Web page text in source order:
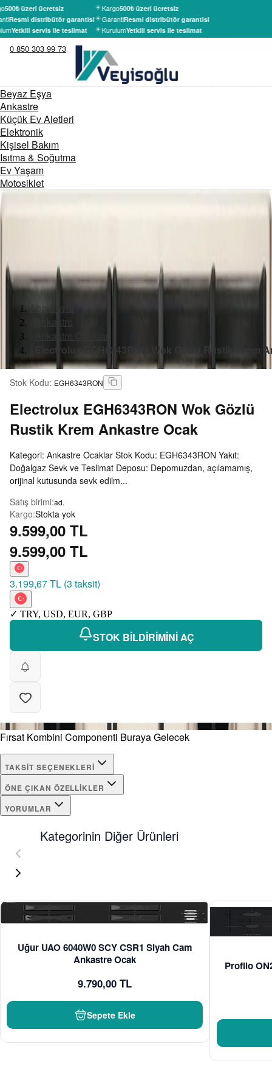
500₺ üzeri ücretsiz
Resmi distribütör garantisi
Yetkili servis ile teslimat
Kargo500₺ üzeri ücretsiz
GarantiResmi distribütör garantisi
KurulumYetkili servis ile teslimat
0 850 303 99 73
Beyaz Eşya
Ankastre
Küçük Ev Aletleri
Elektronik
Kişisel Bakım
Isıtma & Soğutma
Ev Yaşam
Motosiklet
Ana Sayfa
Ankastre
Ankastre Ocaklar
Electrolux EGH6343RON Wok Gözlü Rustik Krem
Stok Kodu: EGH6343RON
Electrolux EGH6343RON Wok Gözlü
Rustik Krem Ankastre Ocak
Kategori: Ankastre Ocaklar Stok Kodu: EGH6343RON Yakıt:
Doğalgaz Sevk ve Teslimat Deposu: Depomuzdan, açılamamış,
orijinal kutusunda sevk edilm...
Satış birimi:ad.
Kargo:Stokta yok
9.599,00 TL
9.599,00 TL
3.199,67 TL (3 taksit)
✓ TRY, USD, EUR, GBP
STOK BİLDİRİMİNİ AÇ
Fırsat Kombini Componenti Buraya Gelecek
TAKSIT SEÇENEKLERI
ÖNE ÇIKAN ÖZELLIKLER
YORUMLAR
Kategorinin Diğer Ürünleri
Uğur UAO 6040W0 SCY CSR1 Siyah Cam
Ankastre Ocak
9.790,00 TL
Sepete Ekle
Profilo